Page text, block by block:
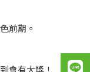
前期。
會有大獎！